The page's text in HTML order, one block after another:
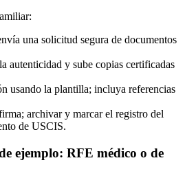
una solicitud segura de documentos
autenticidad y sube copias certificadas
usando la plantilla; incluya referencias
archivar y marcar el registro del
de USCIS.
ejemplo: RFE médico o de